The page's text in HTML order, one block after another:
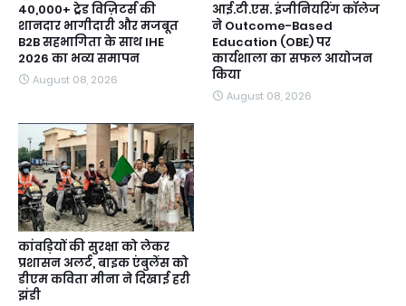
40,000+ ट्रेड विज़िटर्स की
शानदार भागीदारी और मजबूत
B2B सहभागिता के साथ IHE
2026 का भव्य समापन
August 08, 2026
आई.टी.एस. इंजीनियरिंग कॉलेज
ने Outcome-Based
Education (OBE) पर
कार्यशाला का सफल आयोजन
किया
August 08, 2026
कांवड़ियों की सुरक्षा को लेकर
प्रशासन अलर्ट, बाइक एंबुलेंस को
डीएम कविता मीना ने दिखाई हरी
झंडी